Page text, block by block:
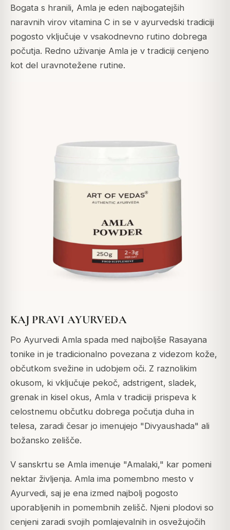
Bogata s hranili, Amla je eden najbogatejših
naravnih virov vitamina C in se v ayurvedski tradiciji
pogosto vključuje v vsakodnevno rutino dobrega
počutja. Redno uživanje Amla je v tradiciji cenjeno
kot del uravnotežene rutine.
KAJ PRAVI AYURVEDA
Po Ayurvedi Amla spada med najboljše Rasayana
tonike in je tradicionalno povezana z videzom kože,
občutkom svežine in udobjem oči. Z raznolikim
okusom, ki vključuje pekoč, adstrigent, sladek,
grenak in kisel okus, Amla v tradiciji prispeva k
celostnemu občutku dobrega počutja duha in
telesa, zaradi česar jo imenujejo "Divyaushada" ali
božansko zelišče.
V sanskrtu se Amla imenuje "Amalaki," kar pomeni
nektar življenja. Amla ima pomembno mesto v
Ayurvedi, saj je ena izmed najbolj pogosto
uporabljenih in pomembnih zelišč. Njeni plodovi so
cenjeni zaradi svojih pomlajevalnih in osvežujočih